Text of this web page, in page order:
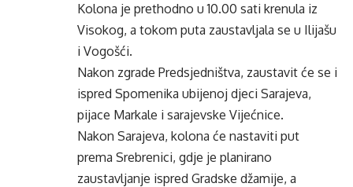
Kolona je prethodno u 10.00 sati krenula iz
Visokog, a tokom puta zaustavljala se u Ilijašu
i Vogošći.
Nakon zgrade Predsjedništva, zaustavit će se i
ispred Spomenika ubijenoj djeci Sarajeva,
pijace Markale i sarajevske Vijećnice.
Nakon Sarajeva, kolona će nastaviti put
prema Srebrenici, gdje je planirano
zaustavljanje ispred Gradske džamije, a